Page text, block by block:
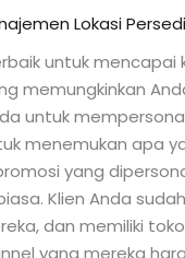
Lokasi
untuk
memungkinkan
untuk
menemukan apa
yang
Klien Anda
dan memiliki
yang mereka